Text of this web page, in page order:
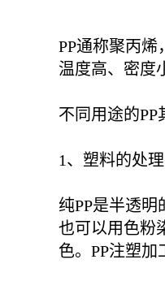
PP通称聚丙
温度高、密度
不同用途的PP
1、塑料的处理
纯PP是半透
也可以用色粉
色。PP注塑加